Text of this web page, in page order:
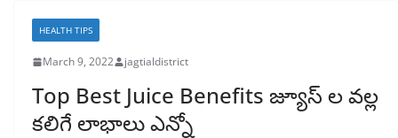
HEALTH TIPS
March 9, 2022 jagtialdistrict
Top Best Juice Benefits జ్యూస్ ల వల్ల
కలిగే లాభాలు ఎన్నో